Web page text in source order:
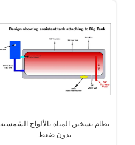
نظام تسخين المياه بالألواح الشمسية
بدون ضغط